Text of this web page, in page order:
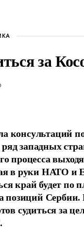
за
консультаций
западных
процесса
в руки НАТО
край будет по
позиций
судиться за